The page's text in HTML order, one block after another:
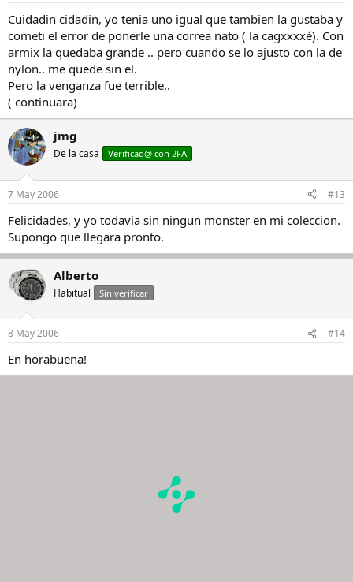
Cuidadin cidadin, yo tenia uno igual que tambien la gustaba y
cometi el error de ponerle una correa nato ( la cagxxxxé). Con
armix la quedaba grande .. pero cuando se lo ajusto con la de
nylon.. me quede sin el.
Pero la venganza fue terrible..
( continuara)
jmg
De la casa Verificad@ con 2FA
7 May 2006 #13
Felicidades, y yo todavia sin ningun monster en mi coleccion.
Supongo que llegara pronto.
Alberto
Habitual Sin verificar
8 May 2006 #14
En horabuena!